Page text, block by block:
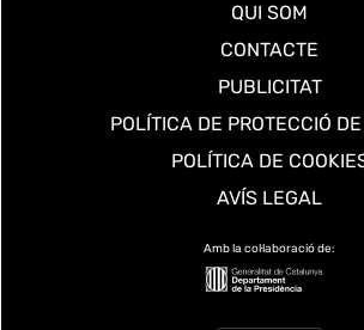
QUI SOM
CONTACTE
PUBLICITAT
POLÍTICA DE PROTECCIÓ
POLÍTICA DE
AVÍS LEGAL
Amb la col·laboració de: